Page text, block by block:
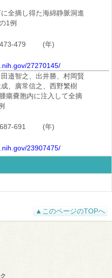
全摘し得た海綿静脈洞進
1例
473-479
(年)
27270145/
邉智之、出井勝、村岡賢
、廣常信之、西野繁樹
瘍嚢胞内に注入して全摘
687-691
(年)
23907475/
▲このページのTOPへ